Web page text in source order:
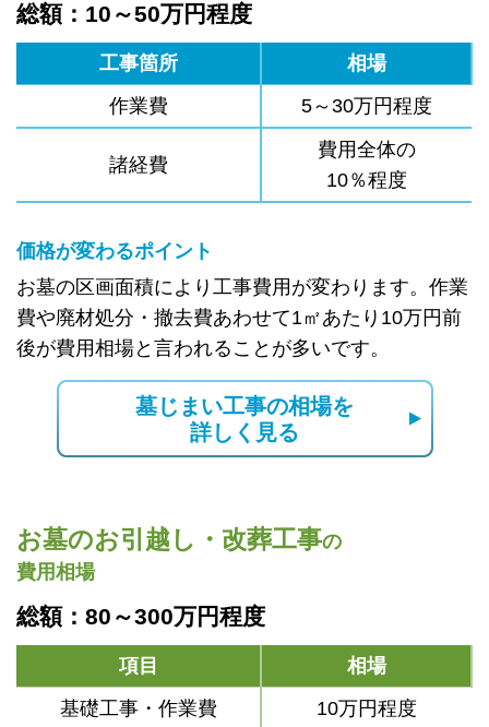
総額：10～50万円程度
工事箇所
相場
作業費
5～30万円程度
諸経費
費用全体の
10％程度
価格が変わるポイント
お墓の区画面積により工事費用が変わります。作業
費や廃材処分・撤去費あわせて1㎡あたり10万円前
後が費用相場と言われることが多いです。
墓じまい工事の相場を
詳しく見る
お墓のお引越し・改葬工事の
費用相場
総額：80～300万円程度
項目
相場
基礎工事・作業費
10万円程度